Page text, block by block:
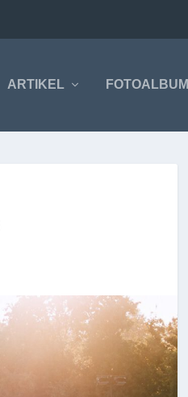
ARTIKEL FOTOALBUM